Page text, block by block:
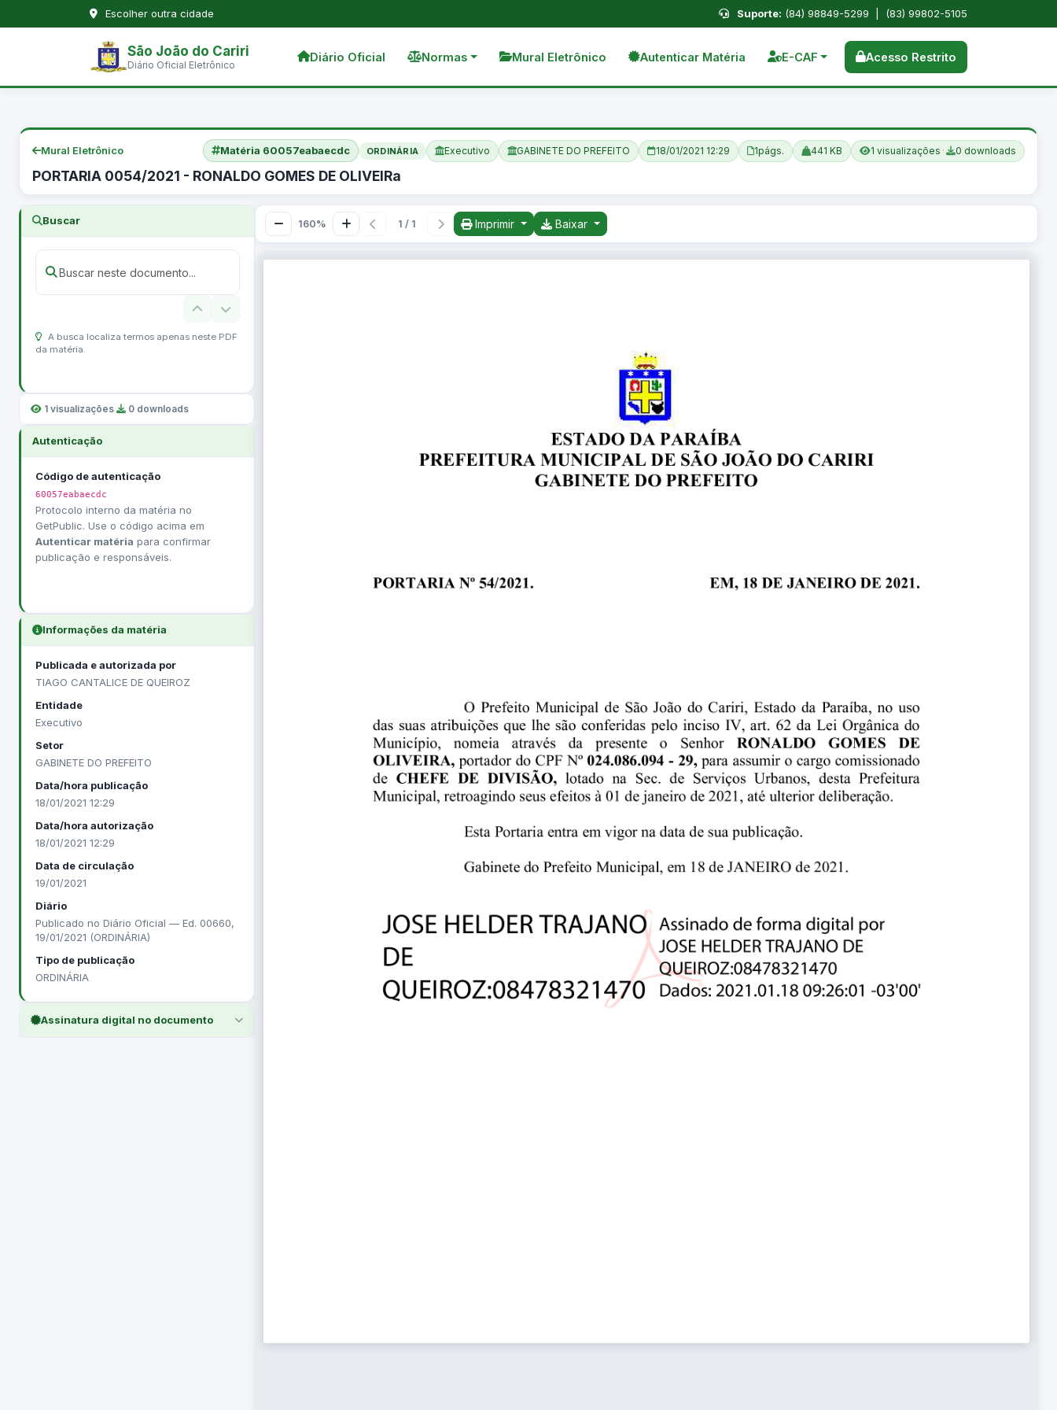
Escolher outra cidade Suporte: (84) 98849-5299 | (83) 99802-5105
São João do Cariri
Diário Oficial Eletrônico
Diário Oficial Normas Mural Eletrônico Autenticar Matéria E-CAF Acesso Restrito
Mural Eletrônico Matéria 60057eabaecdc ORDINÁRIA Executivo GABINETE DO PREFEITO 18/01/2021 12:29 1págs. 441 KB 1 visualizações · 0 downloads
PORTARIA 0054/2021 - RONALDO GOMES DE OLIVEIRa
Buscar
A busca localiza termos apenas neste PDF
da matéria.
1 visualizações 0 downloads
Autenticação
Código de autenticação
60057eabaecdc
Protocolo interno da matéria no
GetPublic. Use o código acima em
Autenticar matéria para confirmar
publicação e responsáveis.
Informações da matéria
Publicada e autorizada por
TIAGO CANTALICE DE QUEIROZ
Entidade
Executivo
Setor
GABINETE DO PREFEITO
Data/hora publicação
18/01/2021 12:29
Data/hora autorização
18/01/2021 12:29
Data de circulação
19/01/2021
Diário
Publicado no Diário Oficial — Ed. 00660,
19/01/2021 (ORDINÁRIA)
Tipo de publicação
ORDINÁRIA
Assinatura digital no documento
160% 1 / 1 Imprimir Baixar